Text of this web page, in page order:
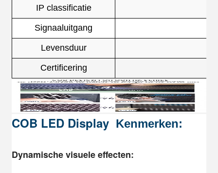
IP classificatie
Signaaluitgang
Levensduur
Certificering
COB LED Display Kenmerken:
Dynamische visuele effecten: